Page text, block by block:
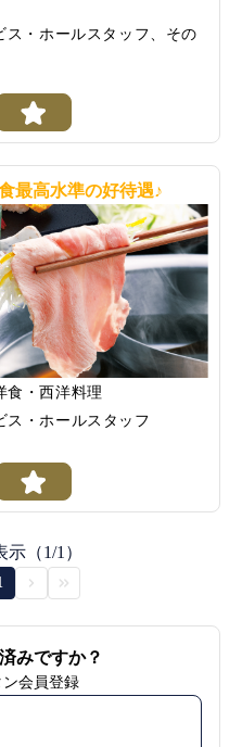
ス・ホールスタッフ、その
最高水準の好待遇♪
食・西洋料理
ス・ホールスタッフ
示（1/1）
みですか？
会員登録